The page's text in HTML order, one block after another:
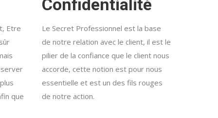
Etre
que
Confidentialité
Le Secret Professionnel est la base
de notre relation avec le client, il est le
pilier de la confiance que le client nous
accorde, cette notion est pour nous
essentielle et est un des fils rouges
de notre action.